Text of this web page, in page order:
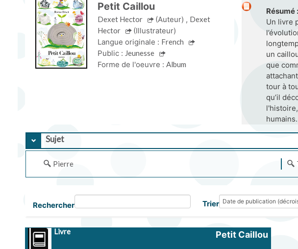
Petit Caillou
Dexet Hector (Auteur) , Dexet
Hector
(Illustrateur)
Langue originale : French
Public : Jeunesse
Forme de l'oeuvre : Album
Résumé :
Un livre
un
que
tour à
qu’il
humains.
Sujet
Pierre
Rechercher Trier
Livre Petit Caillou